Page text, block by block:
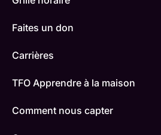
Faites un don
Carrières
TFO Apprendre à la maison
Comment nous capter